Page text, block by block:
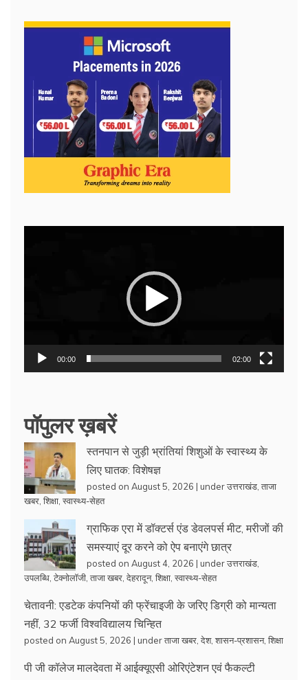
00:00 02:00
पॉपुलर ख़बरें
स्तनपान से जुड़ी भ्रांतियां शिशुओं के स्वास्थ्य के
लिए घातक: विशेषज्ञ
posted on August 5, 2026 | underउत्तराखंड ताजा
खबर शिक्षा स्वास्थ्य-सेहत
ग्राफिक एरा में डॉक्टर्स एंड डेवलपर्स मीट, मरीजों की
समस्याएं दूर करने को ऐप बनाएंगे छात्र
posted on August 4, 2026 | underउत्तराखंड
उपलब्धि टेक्नोलॉजी ताजा खबर देहरादून, शिक्षा स्वास्थ्य-सेहत
चेतावनी: एडटेक कंपनियों की फ्रेंचाइजी के जरिए डिग्री को मान्यता
नहीं, 32 फर्जी विश्वविद्यालय चिन्हित
posted on August 5, 2026 | underताजा खबर देश, शासन-प्रशासन, शिक्षा
पी जी कॉलेज मालदेवता में आईक्यूएसी ओरिएंटेशन एवं फैकल्टी